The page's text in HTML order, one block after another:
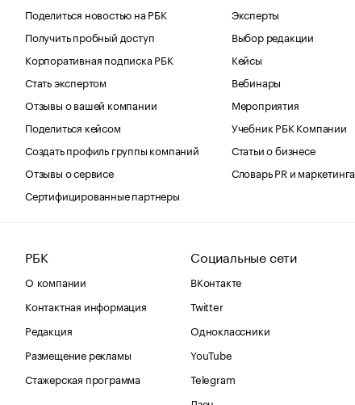
Поделиться новостью на РБК
Получить пробный доступ
Корпоративная подписка РБК
Стать экспертом
Отзывы о вашей компании
Поделиться кейсом
Создать профиль группы компаний
Отзывы о сервисе
Сертифицированные партнеры
Эксперты
Выбор редакции
Кейсы
Вебинары
Мероприятия
Учебник РБК Компании
Статьи о бизнесе
Словарь PR и маркетинга
РБК
О компании
Контактная информация
Редакция
Размещение рекламы
Стажерская программа
Социальные сети
ВКонтакте
Twitter
Одноклассники
YouTube
Telegram